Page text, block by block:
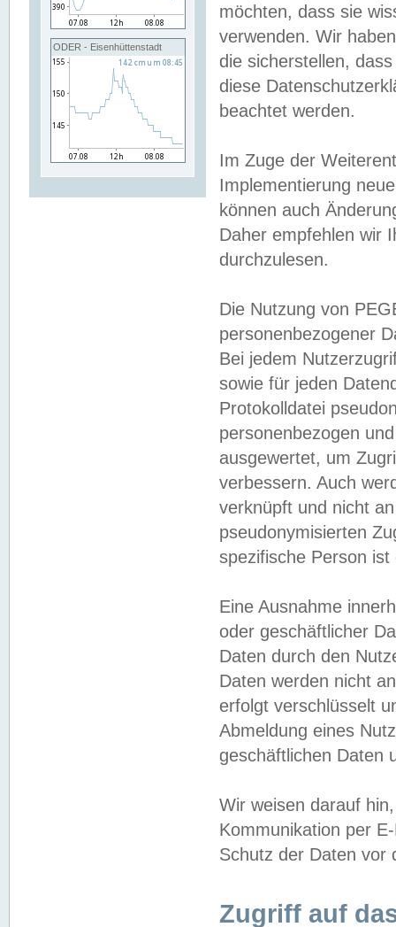
ODER - Eisenhüttenstadt
möchten, dass sie
verwenden. Wir
die sicherstellen,
diese
beachtet werden.
Im Zuge der
Implementierung
können auch
Daher empfehlen wir
durchzulesen.
Die Nutzung von
personenbezogener
Bei jedem
sowie für jeden
Protokolldatei
personenbezogen
ausgewertet, um
verbessern. Auch
verknüpft und nicht
pseudonymisierten
spezifische Person
Eine Ausnahme
oder geschäftlicher
Daten durch den
Daten werden nicht
erfolgt verschlüsselt
Abmeldung eines
geschäftlichen Daten
Wir weisen darauf
Kommunikation per
Schutz der Daten vor
Zugriff auf